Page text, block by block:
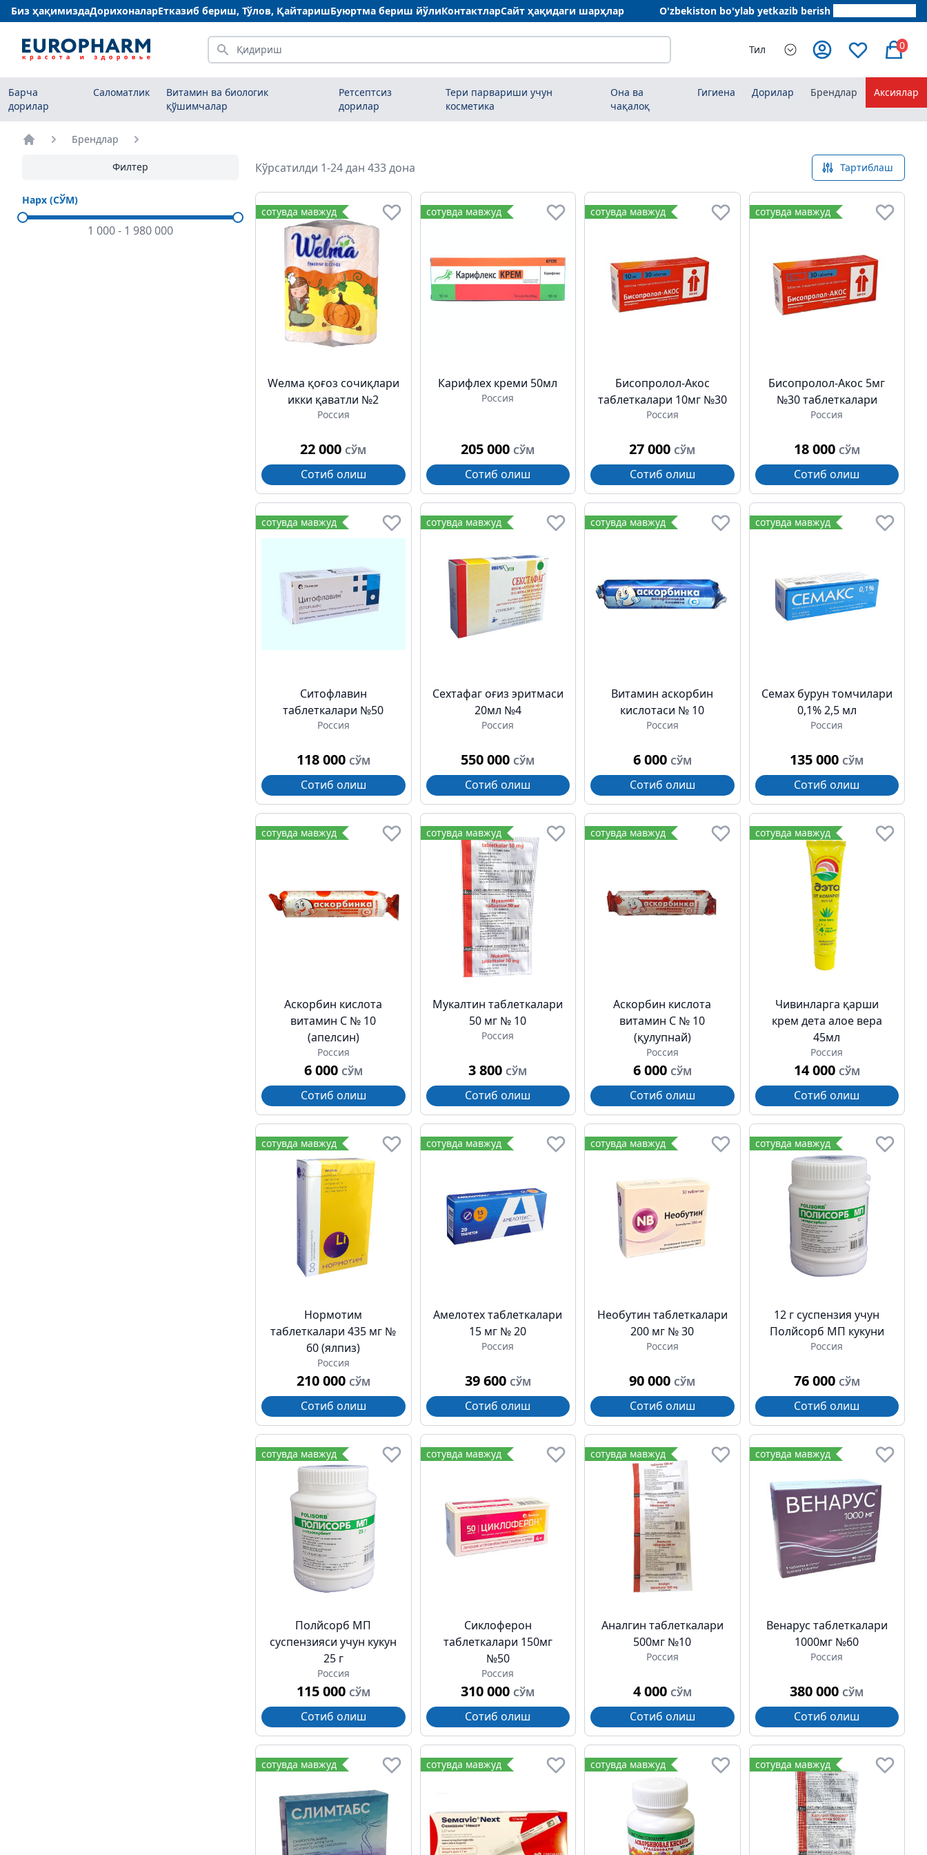
Биз ҳақимиздаДорихоналарЕтказиб бериш, Тўлов, ҚайтаришБуюртма бериш йўлиКонтактларСайт ҳақидаги шарҳлар O'zbekiston bo'ylab yetkazib berish
Қидириш Тил 0
Барча
дорилар
Саломатлик
Витамин ва биологик
қўшимчалар
Ретсептсиз
дорилар
Тери парвариши учун
косметика
Она ва
чақалоқ
Гигиена Дорилар Брендлар Аксиялар
Брендлар
Филтер
Нарх (СЎМ)
1 000- 1 980 000
Кўрсатилди 1-24 дан 433 дона Тартиблаш
сотувда мавжуд
Wелма қоғоз сочиқлари
икки қаватли №2
Россия
22 000 СЎМ
Сотиб олиш
сотувда мавжуд
Карифлех креми 50мл
Россия
205 000 СЎМ
Сотиб олиш
сотувда мавжуд
Бисопролол-Акос
таблеткалари 10мг №30
Россия
27 000 СЎМ
Сотиб олиш
сотувда мавжуд
Бисопролол-Акос 5мг
№30 таблеткалари
Россия
18 000 СЎМ
Сотиб олиш
сотувда мавжуд
Ситофлавин
таблеткалари №50
Россия
118 000 СЎМ
Сотиб олиш
сотувда мавжуд
Сехтафаг оғиз эритмаси
20мл №4
Россия
550 000 СЎМ
Сотиб олиш
сотувда мавжуд
Витамин аскорбин
кислотаси № 10
Россия
6 000 СЎМ
Сотиб олиш
сотувда мавжуд
Семах бурун томчилари
0,1% 2,5 мл
Россия
135 000 СЎМ
Сотиб олиш
сотувда мавжуд
Аскорбин кислота
витамин C № 10
(апелсин)
Россия
6 000 СЎМ
Сотиб олиш
сотувда мавжуд
Мукалтин таблеткалари
50 мг № 10
Россия
3 800 СЎМ
Сотиб олиш
сотувда мавжуд
Аскорбин кислота
витамин C № 10
(қулупнай)
Россия
6 000 СЎМ
Сотиб олиш
сотувда мавжуд
Чивинларга қарши
крем дета алое вера
45мл
Россия
14 000 СЎМ
Сотиб олиш
сотувда мавжуд
Нормотим
таблеткалари 435 мг №
60 (ялпиз)
Россия
210 000 СЎМ
Сотиб олиш
сотувда мавжуд
Амелотех таблеткалари
15 мг № 20
Россия
39 600 СЎМ
Сотиб олиш
сотувда мавжуд
Необутин таблеткалари
200 мг № 30
Россия
90 000 СЎМ
Сотиб олиш
сотувда мавжуд
12 г суспензия учун
Полйсорб МП кукуни
Россия
76 000 СЎМ
Сотиб олиш
сотувда мавжуд
Полйсорб МП
суспензияси учун кукун
25 г
Россия
115 000 СЎМ
Сотиб олиш
сотувда мавжуд
Сиклоферон
таблеткалари 150мг
№50
Россия
310 000 СЎМ
Сотиб олиш
сотувда мавжуд
Аналгин таблеткалари
500мг №10
Россия
4 000 СЎМ
Сотиб олиш
сотувда мавжуд
Венарус таблеткалари
1000мг №60
Россия
380 000 СЎМ
Сотиб олиш
сотувда мавжуд сотувда мавжуд сотувда мавжуд сотувда мавжуд